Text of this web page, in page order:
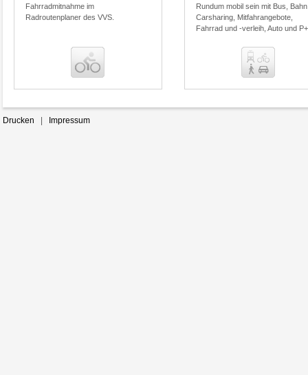
Fahrradmitnahme im
Radroutenplaner des VVS.
Rundum mobil sein mit Bus,
Carsharing, Mitfahrangebote,
Fahrrad und -verleih, Auto und
Homepage und Desktop mit
unserer Auskunft verlinken
Drucken Impressum